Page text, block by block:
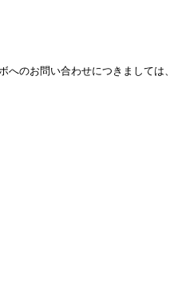
のお問い合わせにつきましては、